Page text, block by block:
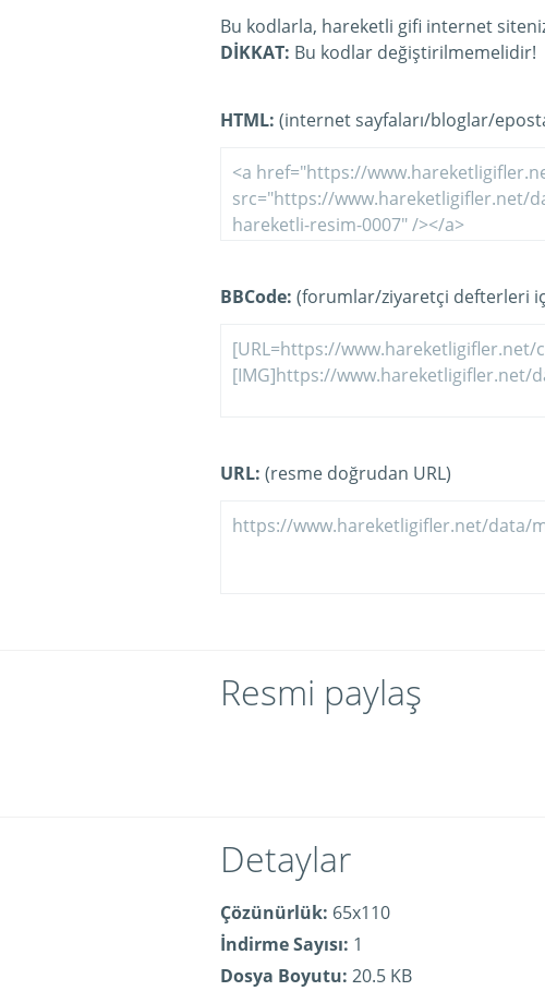
Bu kodlarla, hareketli gifi internet
DİKKAT: Bu kodlar değiştirilmemelidir!
HTML: (internet sayfaları/bloglar/
BBCode: (forumlar/ziyaretçi defterleri
URL: (resme doğrudan URL)
Resmi paylaş
Detaylar
Çözünürlük: 65x110
İndirme Sayısı: 1
Dosya Boyutu: 20.5 KB